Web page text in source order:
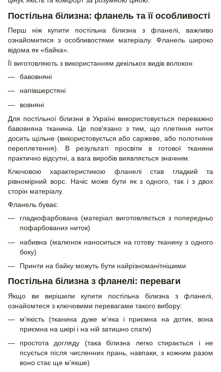
Постільна білизна: фланель та її особливості
Перш ніж купити постільна білизна з фланелі, важливо
ознайомитися з особливостями матеріалу. Фланель широко
відома як «байка».
Її виготовляють з використанням декількох видів волокон:
бавовняні
напівшерстяні
вовняні
Для постільної білизни в Україні використовується переважно
бавовняна тканина. Це пов'язано з тим, що плетіння ниток
досить щільне (використовується або саржеве, або полотняне
переплетення). В результаті просвіти в готової тканини
практично відсутні, а вага виробів виявляється значним.
Ключовою характеристикою фланелі став гладкий та
рівномірний ворс. Начіс може бути як з одного, так і з двох
сторін матеріалу.
Фланель буває:
гладкофарбована (матеріал виготовляється з попередньо
пофарбованих ниток)
набивна (малюнок наноситься на готову тканину з одного
боку)
Принти на байку можуть бути найрізноманітнішими
Постільна білизна з фланелі: переваги
Якщо ви вирішили купити постільна білизна з фланелі,
ознайомтеся з ключовими перевагами такого вибору:
м'якість (тканина дуже м'яка і приємна на дотик, вона
приємна на шкірі і на ній затишно спати)
простота догляду (така білизна легко стирається і не
псується після численних прань, навпаки, з кожним разом
воно стає ще м'якше)